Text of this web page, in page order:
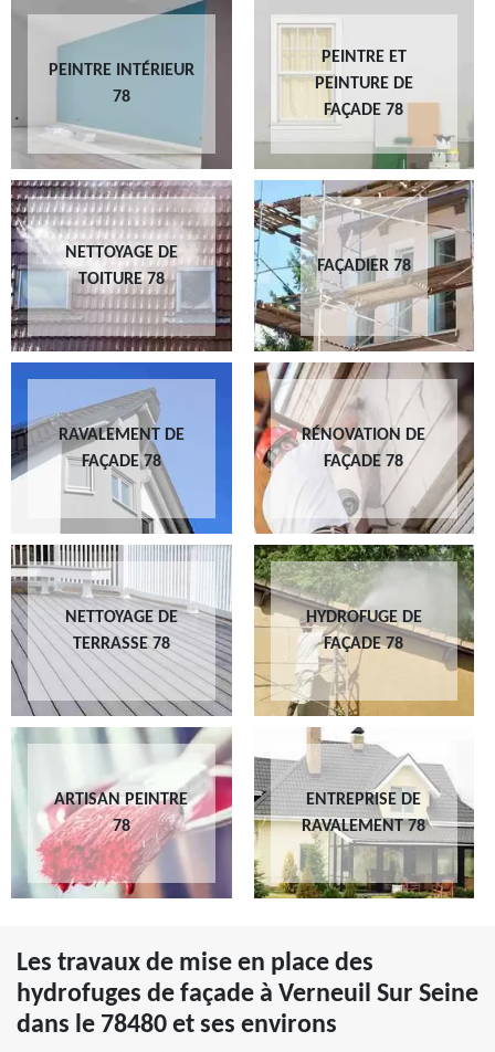
PEINTRE INTÉRIEUR
78
PEINTRE ET
PEINTURE DE
FAÇADE 78
NETTOYAGE DE
TOITURE 78
FAÇADIER 78
RAVALEMENT DE
FAÇADE 78
RÉNOVATION DE
FAÇADE 78
NETTOYAGE DE
TERRASSE 78
HYDROFUGE DE
FAÇADE 78
ARTISAN PEINTRE
78
ENTREPRISE DE
RAVALEMENT 78
Les travaux de mise en place des
hydrofuges de façade à Verneuil Sur Seine
dans le 78480 et ses environs